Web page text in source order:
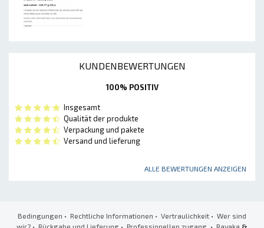
KUNDENBEWERTUNGEN
100% POSITIV
Insgesamt
Qualität der produkte
Verpackung und pakete
Versand und lieferung
ALLE BEWERTUNGEN ANZEIGEN
Bedingungen • Rechtliche Informationen • Vertraulichkeit • Wer sind